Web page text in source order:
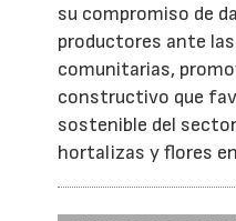
su compromiso de
productores ante
comunitarias,
constructivo que
sostenible del
hortalizas y flores